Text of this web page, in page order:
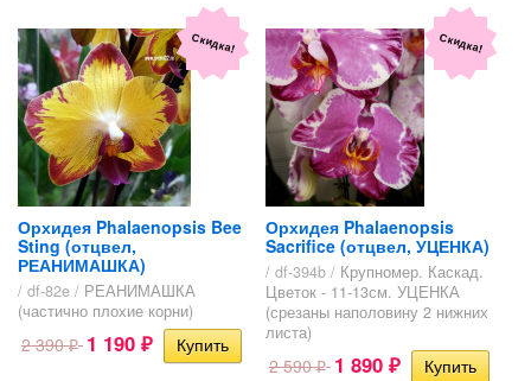
Скидка!
Орхидея Phalaenopsis Bee
Sting (отцвел,
РЕАНИМАШКА)
/ df-82e / РЕАНИМАШКА
(частично плохие корни)
2 390₽ 1 190 ₽
Скидка!
Орхидея Phalaenopsis
Sacrifice (отцвел, УЦЕНКА)
/ df-394b / Крупномер. Каскад.
Цветок - 11-13см. УЦЕНКА
(срезаны наполовину 2 нижних
листа)
2 590₽ 1 890 ₽